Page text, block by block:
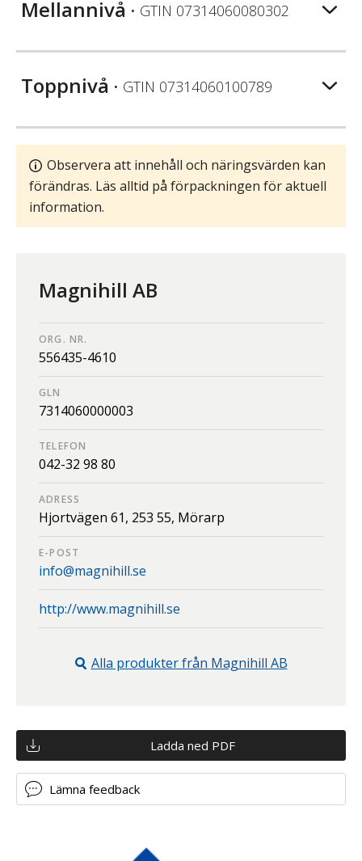
Mellannivå • GTIN 07314060080302
Toppnivå • GTIN 07314060100789
Observera att innehåll och näringsvärden kan
förändras. Läs alltid på förpackningen för aktuell
information.
Magnihill AB
ORG. NR.
556435-4610
GLN
7314060000003
TELEFON
042-32 98 80
ADRESS
Hjortvägen 61, 253 55, Mörarp
E-POST
info@magnihill.se
http://www.magnihill.se
Alla produkter från Magnihill AB
Ladda ned PDF
Lämna feedback